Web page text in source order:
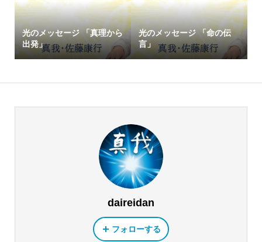
光のメッセージ 「真理から
出発」
光のメッセージ 「命の伝
言」
daireidan
フォローする